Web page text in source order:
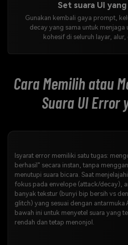
Set suara UI
Gunakan kembali gaya prompt,
decay yang sama untuk
kohesif di seluruh layar,
Cara Memilih atau
Suara UI Error
Isyarat error memiliki satu tugas:
berhasil" secara instan, tanpa
menutupi suara bicara. Saat
fokus pada envelope (attack/decay),
banyak tekstur (bunyi bip bersih vs
glitch) yang sesuai dengan antarmuka
bawah ini untuk menyetel suara yang
rendah dan tetap menonjol.